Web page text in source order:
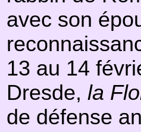
avec son
13 au 14
Dresde, la
de défense